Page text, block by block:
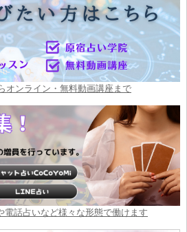
オンライン・無料動画講座まで
電話占いなど様々な形態で働けます